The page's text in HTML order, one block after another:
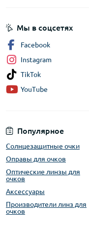
Популярное
Солнцезащитные очки
Оправы для очков
Оптические линзы для
очков
Аксессуары
Производители линз для
очков
Мы в соцсетях
Facebook
Instagram
TikTok
YouTube